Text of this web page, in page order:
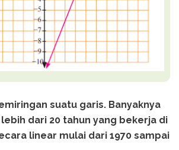
suatu garis. Banyaknya
dari 20 tahun yang bekerja di
linear mulai dari 1970 sampai